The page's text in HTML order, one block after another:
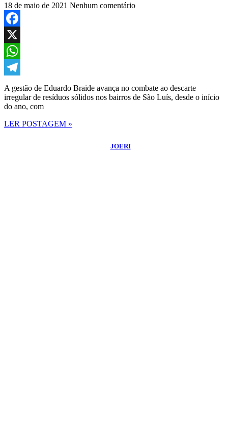
18 de maio de 2021 Nenhum comentário
Facebook
X
WhatsApp
Telegram
A gestão de Eduardo Braide avança no combate ao descarte
irregular de resíduos sólidos nos bairros de São Luís, desde o início
do ano, com
LER POSTAGEM »
JOERI